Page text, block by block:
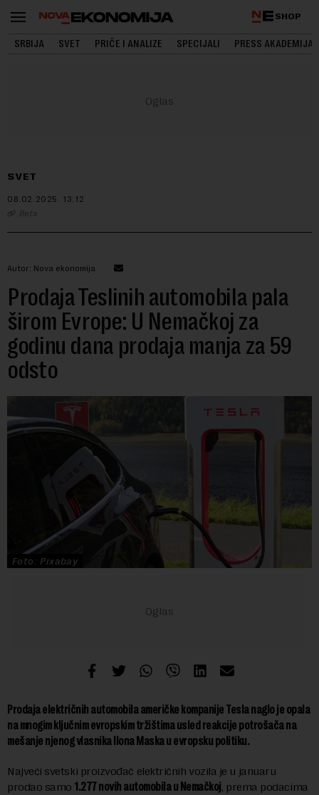
SHOP
SRBIJA SVET PRIČE I ANALIZE SPECIJALI PRESS AKADEMIJA
SVET
08.02.2025. 13:12
Beta
Autor: Nova ekonomija
Prodaja Teslinih automobila pala
širom Evrope: U Nemačkoj za
godinu dana prodaja manja za 59
odsto
Foto: Pixabay
Prodaja električnih automobila američke kompanije Tesla naglo je opala
na mnogim ključnim evropskim tržištima usled reakcije potrošača na
mešanje njenog vlasnika Ilona Maska u evropsku politiku.
Najveći svetski proizvođač električnih vozila je u januaru
prodao samo 1.277 novih automobila u Nemačkoj, prema podacima